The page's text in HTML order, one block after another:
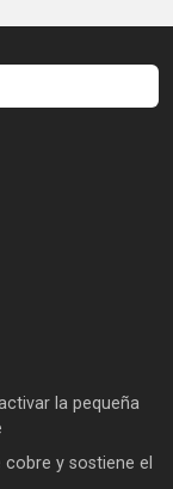
la pequeña
y sostiene el